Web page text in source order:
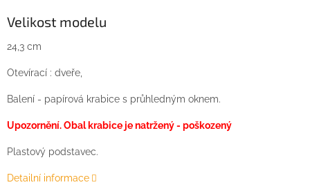
Velikost modelu
24,3 cm
Otevírací : dveře,
Balení - papírová krabice s průhledným oknem.
Upozornění. Obal krabice je natržený - poškozený
Plastový podstavec.
Detailní informace